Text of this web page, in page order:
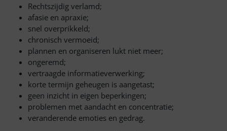
Rechtszijdig verlamd;
afasie en apraxie;
snel overprikkeld;
chronisch vermoeid;
plannen en organiseren lukt niet meer;
ongeremd;
vertraagde informatieverwerking;
korte termijn geheugen is aangetast;
geen inzicht in eigen beperkingen;
problemen met aandacht en concentratie;
veranderende emoties en gedrag.